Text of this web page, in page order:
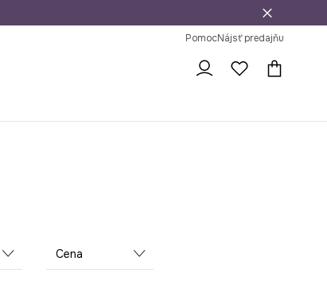
tovaru
PomocNájsť predajňu
Cena